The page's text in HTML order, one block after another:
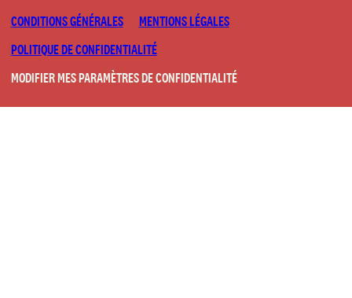
CONDITIONS GÉNÉRALES
MENTIONS LÉGALES
POLITIQUE DE CONFIDENTIALITÉ
MODIFIER MES PARAMÈTRES DE CONFIDENTIALITÉ